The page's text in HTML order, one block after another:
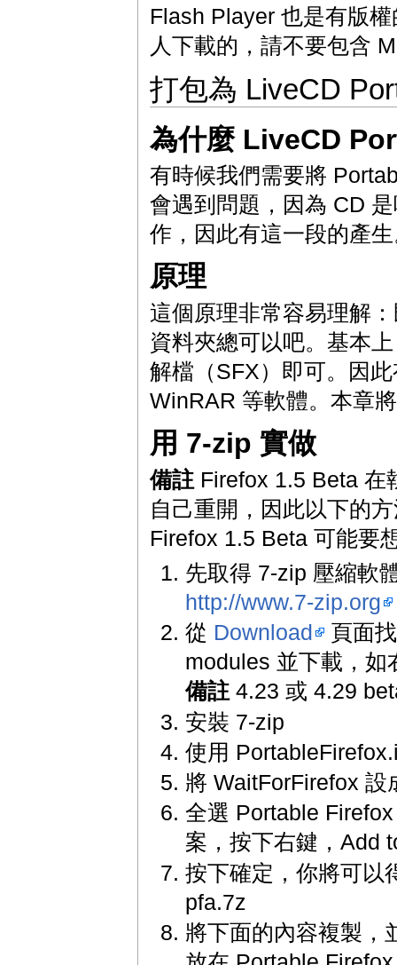
Flash Player 也是有版
人下載的，請不要包含
打包為 LiveCD
為什麼 LiveCD
有時候我們需要將
會遇到問題，因為 CD
作，因此有這一段的產
原理
這個原理非常容易理解
資料夾總可以吧。基本
解檔（SFX）即可。因
WinRAR 等軟體。本章
用 7-zip 實做
備註Firefox 1.5 Beta 在
自己重開，因此以下的
Firefox 1.5 Beta 可能要
先取得 7-zip 壓縮軟
http://www.7-zip.org
從 Download
頁面
modules 並下載，如
備註 4.23 或 4.29
安裝 7-zip
使用
將 WaitForFirefox 設
全選 Portable
案，按下右鍵，Add
按下確定，你將可以
pfa.7z
將下面的內容複製，